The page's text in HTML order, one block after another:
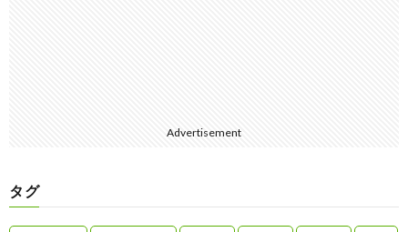
Advertisement
タグ